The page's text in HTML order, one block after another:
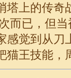
塔上的传奇
而已，但
感觉到从刀
猫王技能，